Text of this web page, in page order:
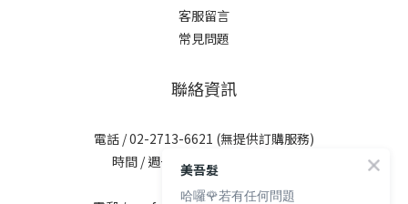
客服留言
常見問題
聯絡資訊
電話 / 02-2713-6621 (無提供訂購服務)
時間 / 週一至週五 09:30-12:00；
美吾髮
哈囉🌹若有任何問題